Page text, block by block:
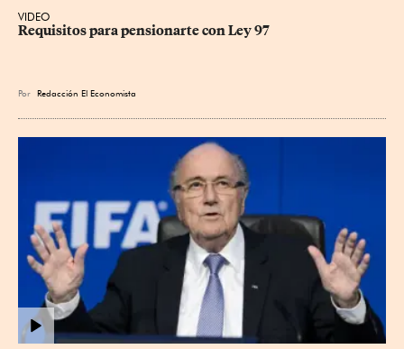
VIDEO
Requisitos para pensionarte con Ley 97
Por Redacción El Economista